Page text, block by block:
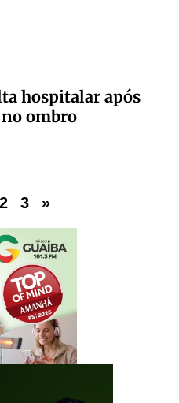
hospitalar após
ombro
2 3 »